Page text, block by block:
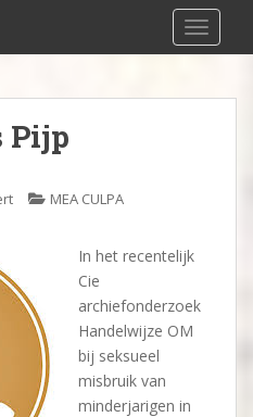
Pijp
MEA CULPA
In het recentelijk
Cie
archiefonderzoek
Handelwijze OM
bij seksueel
misbruik van
minderjarigen in